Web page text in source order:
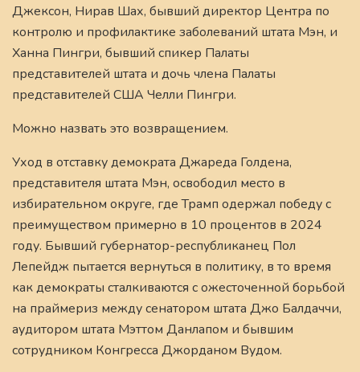
Джексон, Нирав Шах, бывший директор Центра по
контролю и профилактике заболеваний штата Мэн, и
Ханна Пингри, бывший спикер Палаты
представителей штата и дочь члена Палаты
представителей США Челли Пингри.
Можно назвать это возвращением.
Уход в отставку демократа Джареда Голдена,
представителя штата Мэн, освободил место в
избирательном округе, где Трамп одержал победу с
преимуществом примерно в 10 процентов в 2024
году. Бывший губернатор-республиканец Пол
Лепейдж пытается вернуться в политику, в то время
как демократы сталкиваются с ожесточенной борьбой
на праймериз между сенатором штата Джо Балдаччи,
аудитором штата Мэттом Данлапом и бывшим
сотрудником Конгресса Джорданом Вудом.